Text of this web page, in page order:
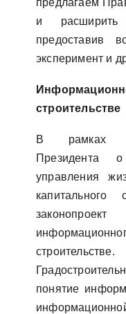
предлагаем
и расширить
предоставив
эксперимент и
строительстве
В рамках
Президента
управления
капитального
понятие